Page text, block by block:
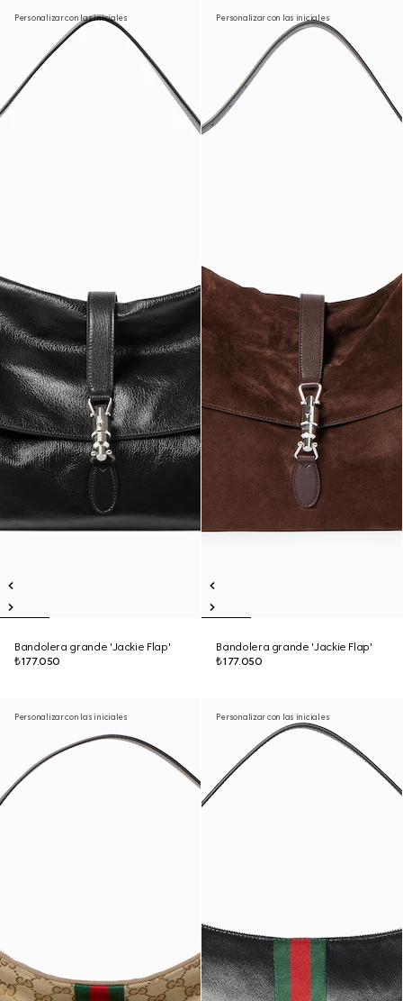
Personalizar con las iniciales
Bandolera grande 'Jackie Flap'
₺177.050
Personalizar con las iniciales
Bandolera grande 'Jackie Flap'
₺177.050
Personalizar con las iniciales Personalizar con las iniciales